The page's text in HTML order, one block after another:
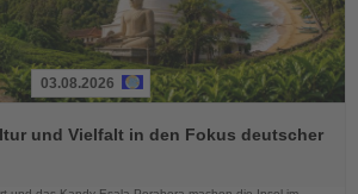
03.08.2026
und Vielfalt in den Fokus deutscher